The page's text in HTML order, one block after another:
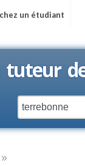
un étudiant
»